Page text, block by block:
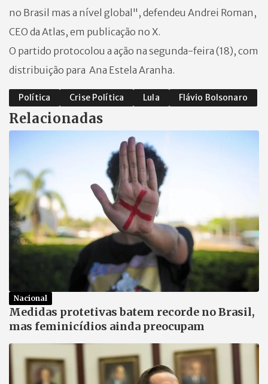
no Brasil mas a nível global", defendeu Andrei Roman,
CEO da Atlas, em publicação no X.
O partido protocolou a ação na segunda-feira (18), com
distribuição para Ana Estela Aranha.
Política Crise Política Lula Flávio Bolsonaro
Relacionadas
Nacional
Medidas protetivas batem recorde no Brasil,
mas feminicídios ainda preocupam